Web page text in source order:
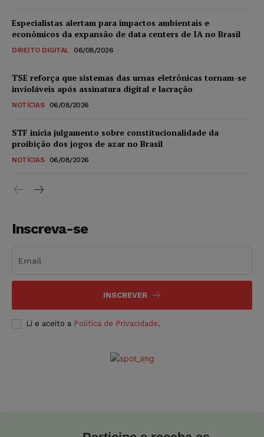
Especialistas alertam para impactos ambientais e
econômicos da expansão de data centers de IA no Brasil
DIREITO DIGITAL 06/08/2026
TSE reforça que sistemas das urnas eletrônicas tornam-se
invioláveis após assinatura digital e lacração
NOTÍCIAS 06/08/2026
STF inicia julgamento sobre constitucionalidade da
proibição dos jogos de azar no Brasil
NOTÍCIAS 06/08/2026
Inscreva-se
INSCREVER
Li e aceito a Política de Privacidade.